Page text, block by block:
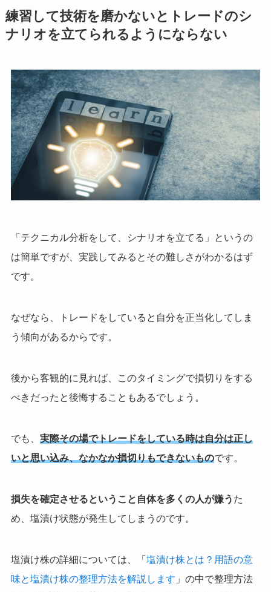
練習して技術を磨かないとトレードのシ
ナリオを立てられるようにならない
「テクニカル分析をして、シナリオを立てる」というの
は簡単ですが、実践してみるとその難しさがわかるはず
です。
なぜなら、トレードをしていると自分を正当化してしま
う傾向があるからです。
後から客観的に見れば、このタイミングで損切りをする
べきだったと後悔することもあるでしょう。
でも、 実際その場でトレードをしている時は自分は正し
いと思い込み、なかなか損切りもできないものです。
損失を確定させるということ自体を多くの人が嫌う た
め、塩漬け状態が発生してしまうのです。
塩漬け株の詳細については、「 塩漬け株とは？用語の意
味と塩漬け株の整理方法を解説します 」の中で整理方法